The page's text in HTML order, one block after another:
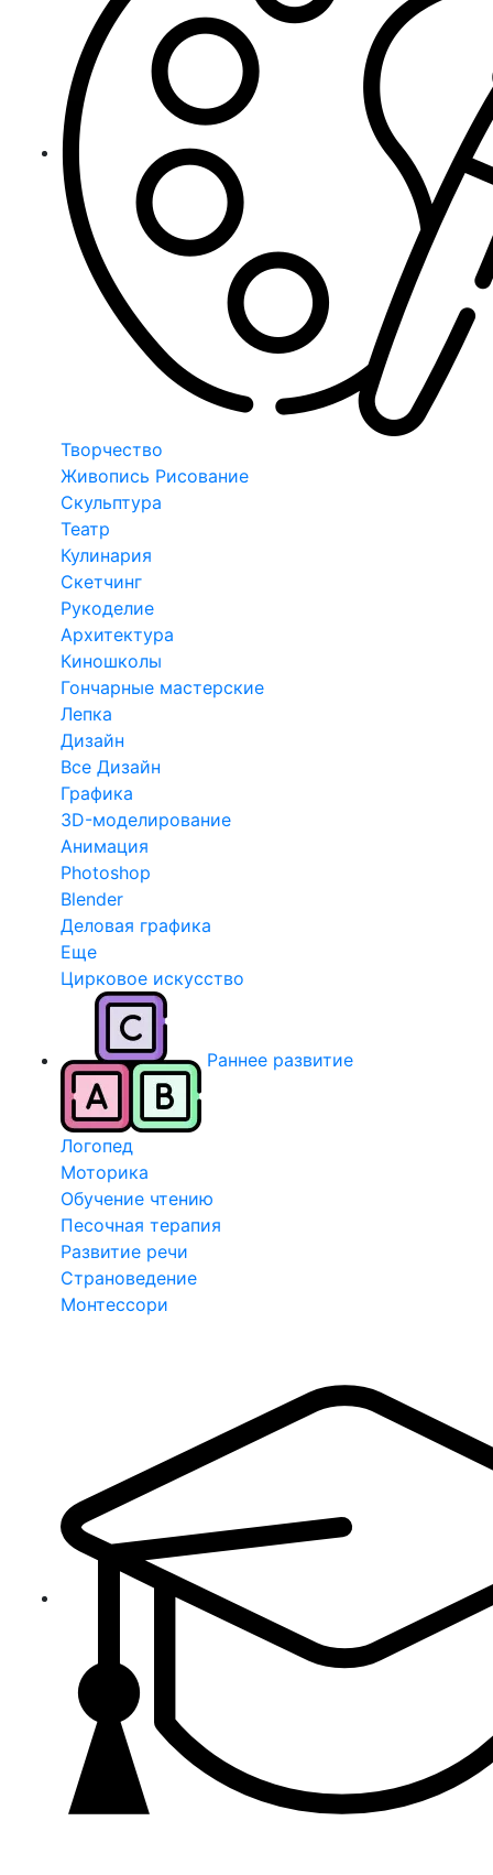
Творчество
Живопись Рисование
Скульптура
Театр
Кулинария
Скетчинг
Рукоделие
Архитектура
Киношколы
Гончарные мастерские
Лепка
Дизайн
Все Дизайн
Графика
3D-моделирование
Анимация
Photoshop
Blender
Деловая графика
Еще
Цирковое искусство
Раннее развитие
Логопед
Моторика
Обучение чтению
Песочная терапия
Развитие речи
Страноведение
Монтессори